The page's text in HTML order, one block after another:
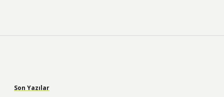
Son Yazılar